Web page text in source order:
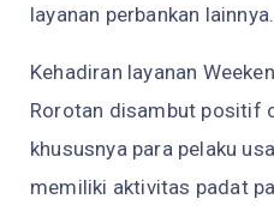
layanan perbankan lainnya.
Kehadiran layanan
Rorotan disambut positif
khususnya para pelaku
memiliki aktivitas padat